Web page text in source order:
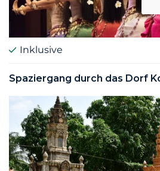
Inklusive
Spaziergang durch das Dorf